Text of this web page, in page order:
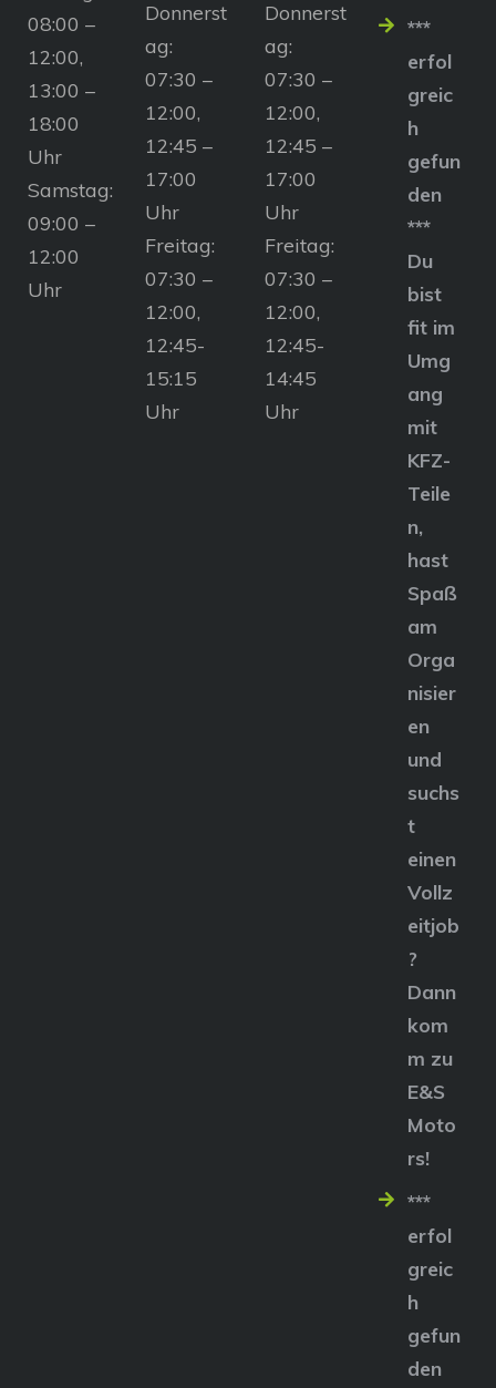
08:00 –
12:00,
13:00 –
18:00
Uhr
Samstag:
09:00 –
12:00
Uhr
Donnerst
ag:
07:30 –
12:00,
12:45 –
17:00
Uhr
Freitag:
07:30 –
12:00,
12:45-
15:15
Uhr
Donnerst
ag:
07:30 –
12:00,
12:45 –
17:00
Uhr
Freitag:
07:30 –
12:00,
12:45-
14:45
Uhr
***
erfol
greic
h
gefun
den
***
Du
bist
fit im
Umg
ang
mit
KFZ-
Teile
n,
hast
Spaß
am
Orga
nisier
en
und
suchs
t
einen
Vollz
eitjob
?
Dann
kom
m zu
E&S
Moto
rs!
***
erfol
greic
h
gefun
den